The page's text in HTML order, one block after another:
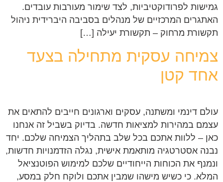
גמישות לפרודוקטיביות, לצד שימור מעורבות עובדים.
האתגרים המרכזיים של מנהלים בסביבה היברידית ניהול
תקשורת מרחוק – תקשורת יעילה […]
צמיחה עסקית מתחילה בצעד
אחד קטן
עולם דינמי ומשתנה, עסקים וארגונים חייבים להתאים את
עצמם במהירות למציאות חדשה. בדיוק בשביל זה אנחנו
כאן – ללוות אתכם בכל שלב בתהליך הצמיחה שלכם. יחד
נבנה אסטרטגיה מותאמת אישית, נגלה הזדמנויות חדשות,
ונמנף את הכוחות הייחודיים שלכם למימוש הפוטנציאל
המלא. כי כשיש מישהו שמבין אתכם ולוקח חלק במסע,